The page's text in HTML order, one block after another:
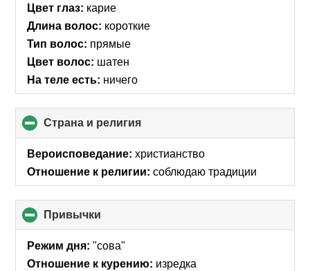
Цвет глаз: карие
Длина волос: короткие
Тип волос: прямые
Цвет волос: шатен
На теле есть: ничего
Страна и религия
to
collapse
Вероисповедание: христианство
Отношение к религии: соблюдаю традиции
Привычки
to
collapse
Режим дня: "сова"
Отношение к курению: изредка